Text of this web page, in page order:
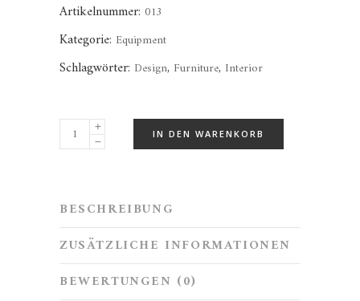
Artikelnummer: 013
Kategorie: Equipment
Schlagwörter: Design, Furniture, Interior
IN DEN WARENKORB
BESCHREIBUNG
ZUSÄTZLICHE INFORMATIONEN
BEWERTUNGEN (0)